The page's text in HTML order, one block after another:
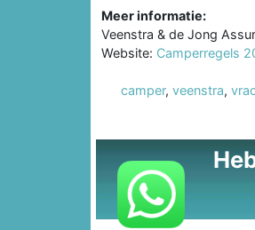
Meer informatie:
Veenstra & de Jong
Website: Camperregels
camper, veenstra,